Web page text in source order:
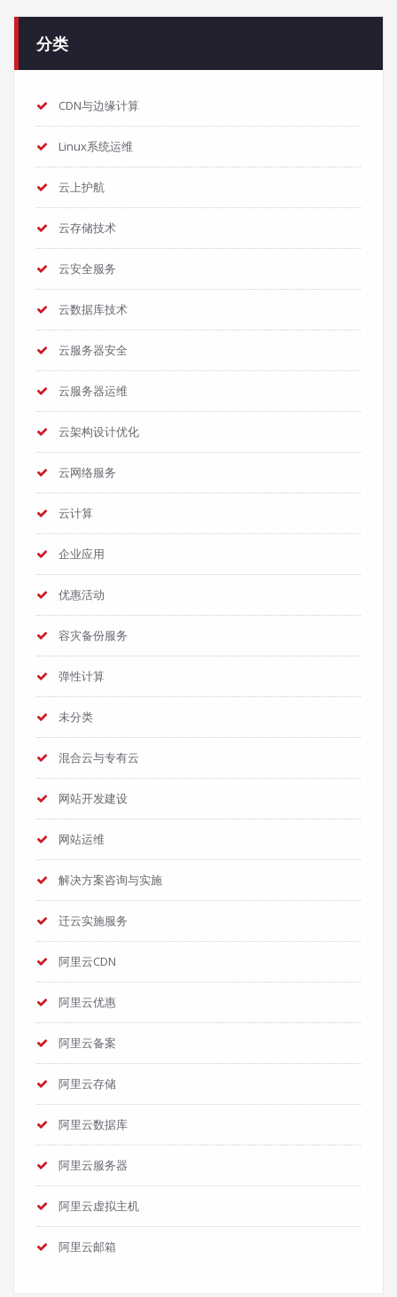
分类
CDN与边缘计算
Linux系统运维
云上护航
云存储技术
云安全服务
云数据库技术
云服务器安全
云服务器运维
云架构设计优化
云网络服务
云计算
企业应用
优惠活动
容灾备份服务
弹性计算
未分类
混合云与专有云
网站开发建设
网站运维
解决方案咨询与实施
迁云实施服务
阿里云CDN
阿里云优惠
阿里云备案
阿里云存储
阿里云数据库
阿里云服务器
阿里云虚拟主机
阿里云邮箱